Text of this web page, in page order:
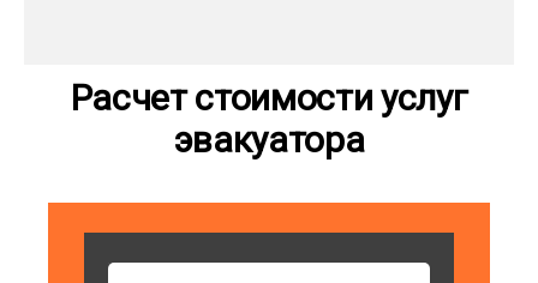
Расчет стоимости услуг
эвакуатора